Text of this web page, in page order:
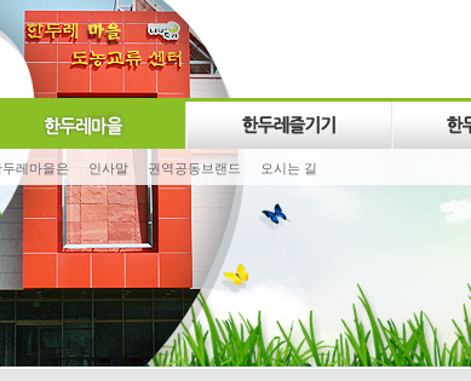
두레마을은 인사말 권역공동브랜드 오시는 길